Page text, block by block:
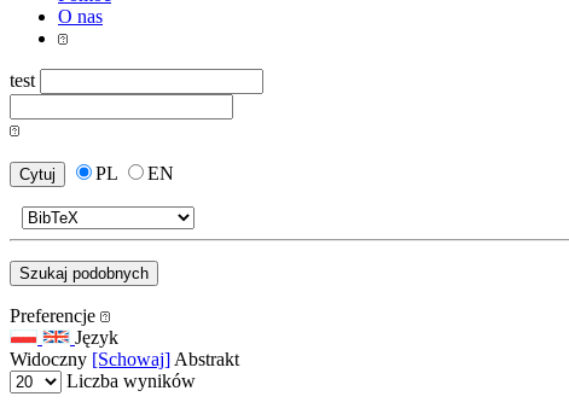
O nas
test
PL EN
Preferencje
Język
Widoczny [Schowaj] Abstrakt
Liczba wyników